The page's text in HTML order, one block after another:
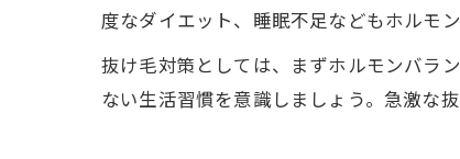
度なダイエット、睡眠不足などもホルモ
抜け毛対策としては、まずホルモンバラ
ない生活習慣を意識しましょう。急激な